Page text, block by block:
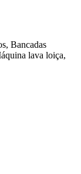
Bancadas
lava loiça,